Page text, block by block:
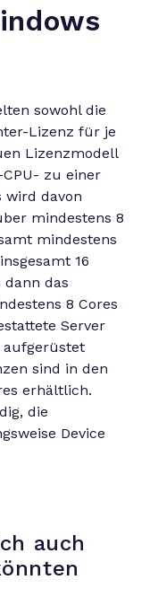
sowohl die
Lizenz für je
Lizenzmodell
zu einer
wird davon
mindestens 8
mindestens
16
dann das
8 Cores
Server
aufgerüstet
sind in den
erhältlich.
die
Device
auch